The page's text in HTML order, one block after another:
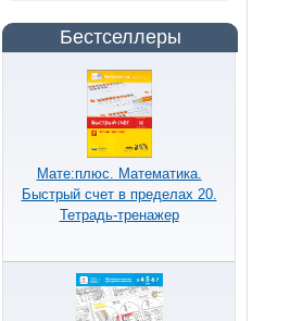
Бестселлеры
Мате:плюс. Математика.
Быстрый счет в пределах 20.
Тетрадь-тренажер